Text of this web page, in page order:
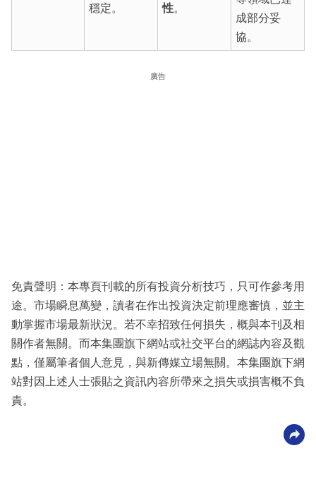
穩定。
性。
成部分妥
協。
廣告
免責聲明：本專頁刊載的所有投資分析技巧，只可作參考用
途。市場瞬息萬變，讀者在作出投資決定前理應審慎，並主
動掌握市場最新狀況。若不幸招致任何損失，概與本刊及相
關作者無關。而本集團旗下網站或社交平台的網誌內容及觀
點，僅屬筆者個人意見，與新傳媒立場無關。本集團旗下網
站對因上述人士張貼之資訊內容所帶來之損失或損害概不負
責。